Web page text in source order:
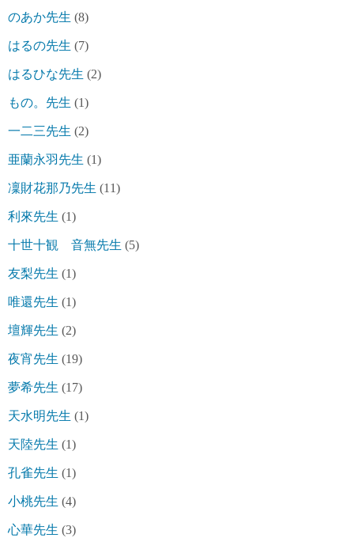
のあか先生 (8)
はるの先生 (7)
はるひな先生 (2)
もの。先生 (1)
一二三先生 (2)
亜蘭永羽先生 (1)
凜財花那乃先生 (11)
利來先生 (1)
十世十観 音無先生 (5)
友梨先生 (1)
唯還先生 (1)
壇輝先生 (2)
夜宵先生 (19)
夢希先生 (17)
天水明先生 (1)
天陸先生 (1)
孔雀先生 (1)
小桃先生 (4)
心華先生 (3)